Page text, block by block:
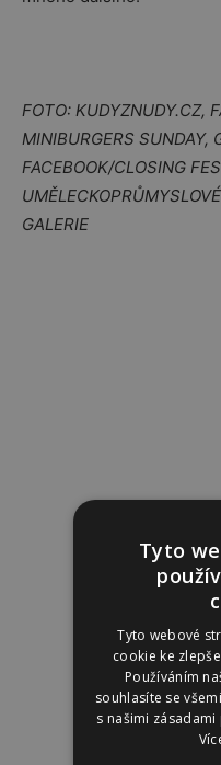
FOTO: KUDYZNUDY.CZ,
MINIBURGERS SUNDAY,
FACEBOOK/CLOSING
GALERIE
Tyto
Tyto webové
cookie ke
Používáním
souhlasíte se
s našimi